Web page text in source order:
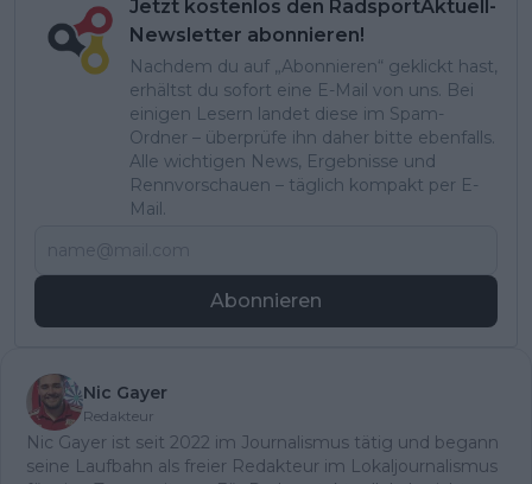
Jetzt kostenlos den RadsportAktuell-
Newsletter abonnieren!
Nachdem du auf „Abonnieren“ geklickt hast,
erhältst du sofort eine E-Mail von uns. Bei
einigen Lesern landet diese im Spam-
Ordner – überprüfe ihn daher bitte ebenfalls.
Alle wichtigen News, Ergebnisse und
Rennvorschauen – täglich kompakt per E-
Mail.
Abonnieren
Nic Gayer
Redakteur
Nic Gayer ist seit 2022 im Journalismus tätig und begann
seine Laufbahn als freier Redakteur im Lokaljournalismus